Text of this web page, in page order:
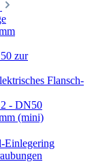
zur
Flansch-
- DN50
(mini)
Einlegering